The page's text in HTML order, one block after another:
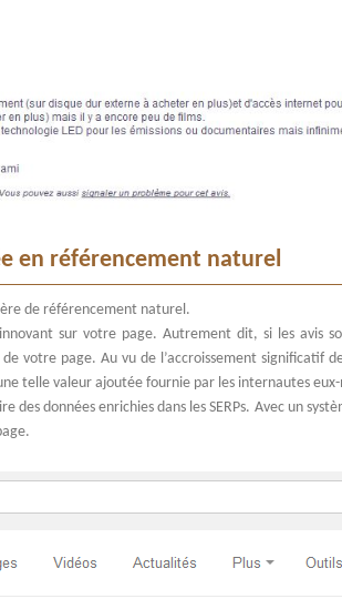
en référencement naturel
de référencement naturel.
sur votre page. Autrement dit, si les avis
votre page. Au vu de l’accroissement significatif
telle valeur ajoutée fournie par les internautes
des données enrichies dans les SERPs. Avec un